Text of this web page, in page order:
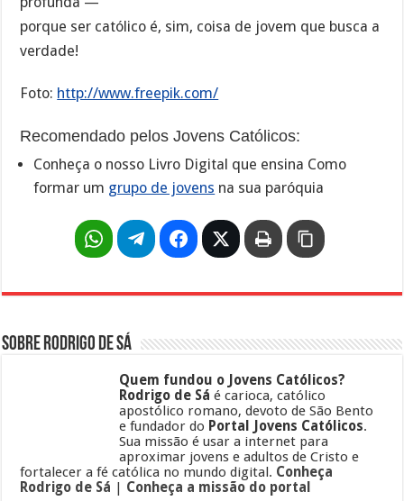
porque ser católico é, sim, coisa de jovem que busca a
verdade!
Foto: http://www.freepik.com/
Recomendado pelos Jovens Católicos:
Conheça o nosso Livro Digital que ensina Como
formar um grupo de jovens na sua paróquia
Sobre Rodrigo de Sá
Quem fundou o Jovens Católicos?
Rodrigo de Sá é carioca, católico
apostólico romano, devoto de São Bento
e fundador do Portal Jovens Católicos.
Sua missão é usar a internet para
aproximar jovens e adultos de Cristo e
fortalecer a fé católica no mundo digital. Conheça
Rodrigo de Sá | Conheça a missão do portal